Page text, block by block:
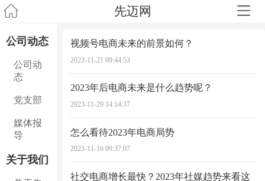
先迈网
公司动态
公司动
态
党支部
媒体报
导
关于我们
视频号电商未来的前景如何？
2023-11-21 09:44:53
2023年后电商未来是什么趋势呢？
2023-11-20 14:14:37
怎么看待2023年电商局势
2023-11-16 09:37:07
​社交电商增长最快？2023年社媒趋势来看这